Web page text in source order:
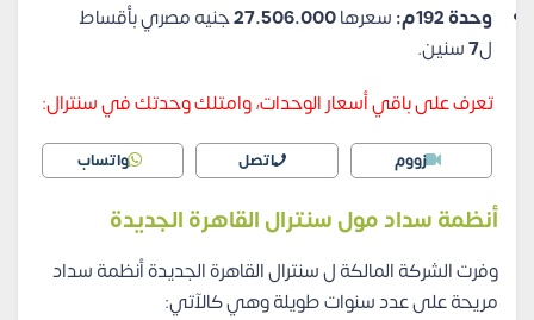
وحدة 192م: سعرها27.506.000جنيه مصري بأقساط
ل7سنين.
تعرف على باقي أسعار الوحدات، وامتلك وحدتك في سنترال:
زووم اتصل واتساب
أنظمة سداد مول سنترال القاهرة الجديدة
وفرت الشركة المالكة ل سنترال القاهرة الجديدة أنظمة سداد
مريحة على عدد سنوات طويلة وهي كالآتي: